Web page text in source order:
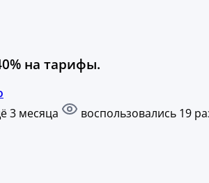
на тарифы.
3 месяца
воспользовались 19